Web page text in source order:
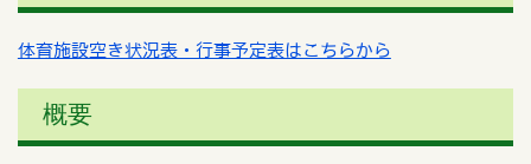
体育施設空き状況表・行事予定表はこちらから
概要